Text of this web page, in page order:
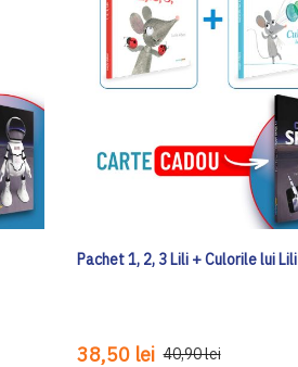
Pachet 1, 2, 3 Lili + Culorile lui Lili
38,50 lei 40,90 lei